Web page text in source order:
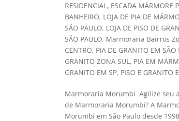
RESIDENCIAL , ESCADA MÁRMORE
BANHEIRO, LOJA DE PIA DE
SÃO PAULO, LOJA DE PISO DE
SÃO PAULO, Marmoraria Bairros
CENTRO, PIA DE GRANITO EM SÃO
GRANITO ZONA SUL , PIA EM
GRANITO EM SP, PISO E GRANITO
Marmoraria Morumbi Agilize seu
de Marmoraria Morumbi? A
Morumbi em São Paulo desde